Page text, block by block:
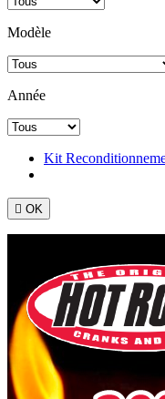
Modèle
Année
Kit
 OK